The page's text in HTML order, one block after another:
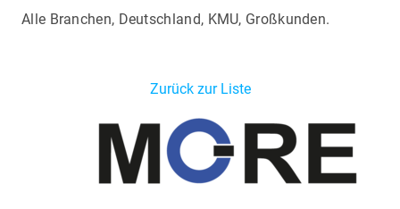
Alle Branchen, Deutschland, KMU, Großkunden.
Zurück zur Liste